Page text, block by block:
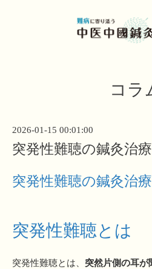
コラ
2026-01-15 00:01:00
突発性難聴の鍼灸治療
突発性難聴の鍼灸治療
突発性難聴とは
突発性難聴とは、 突然片側の耳が